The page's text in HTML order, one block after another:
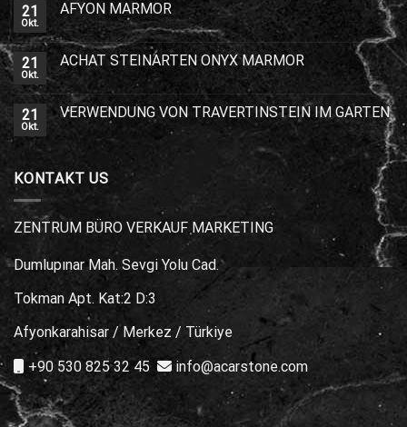
21
Okt.
AFYON MARMOR
21
Okt.
ACHAT STEINARTEN ONYX MARMOR
21
Okt.
VERWENDUNG VON TRAVERTINSTEIN IM GARTEN
KONTAKT US
ZENTRUM BÜRO VERKAUF MARKETING
Dumlupınar Mah. Sevgi Yolu Cad.
Tokman Apt. Kat:2 D:3
Afyonkarahisar / Merkez / Türkiye
+90 530 825 32 45
info@acarstone.com